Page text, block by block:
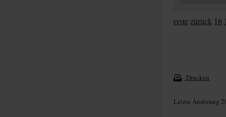
erste zurück 16
Drucken
Letzte Änderung